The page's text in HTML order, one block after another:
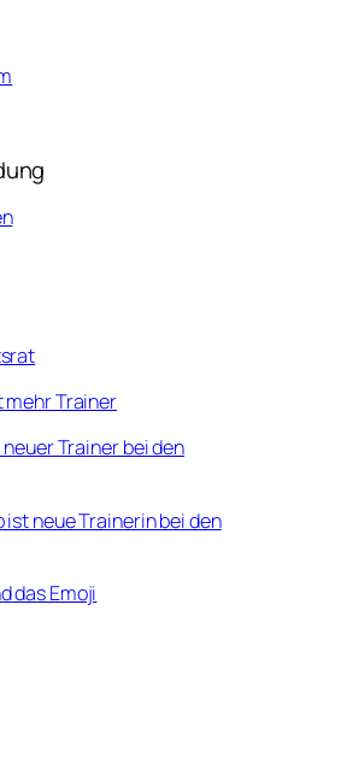
mehr Trainer
Trainer bei den
ist neue Trainerin bei den
das Emoji